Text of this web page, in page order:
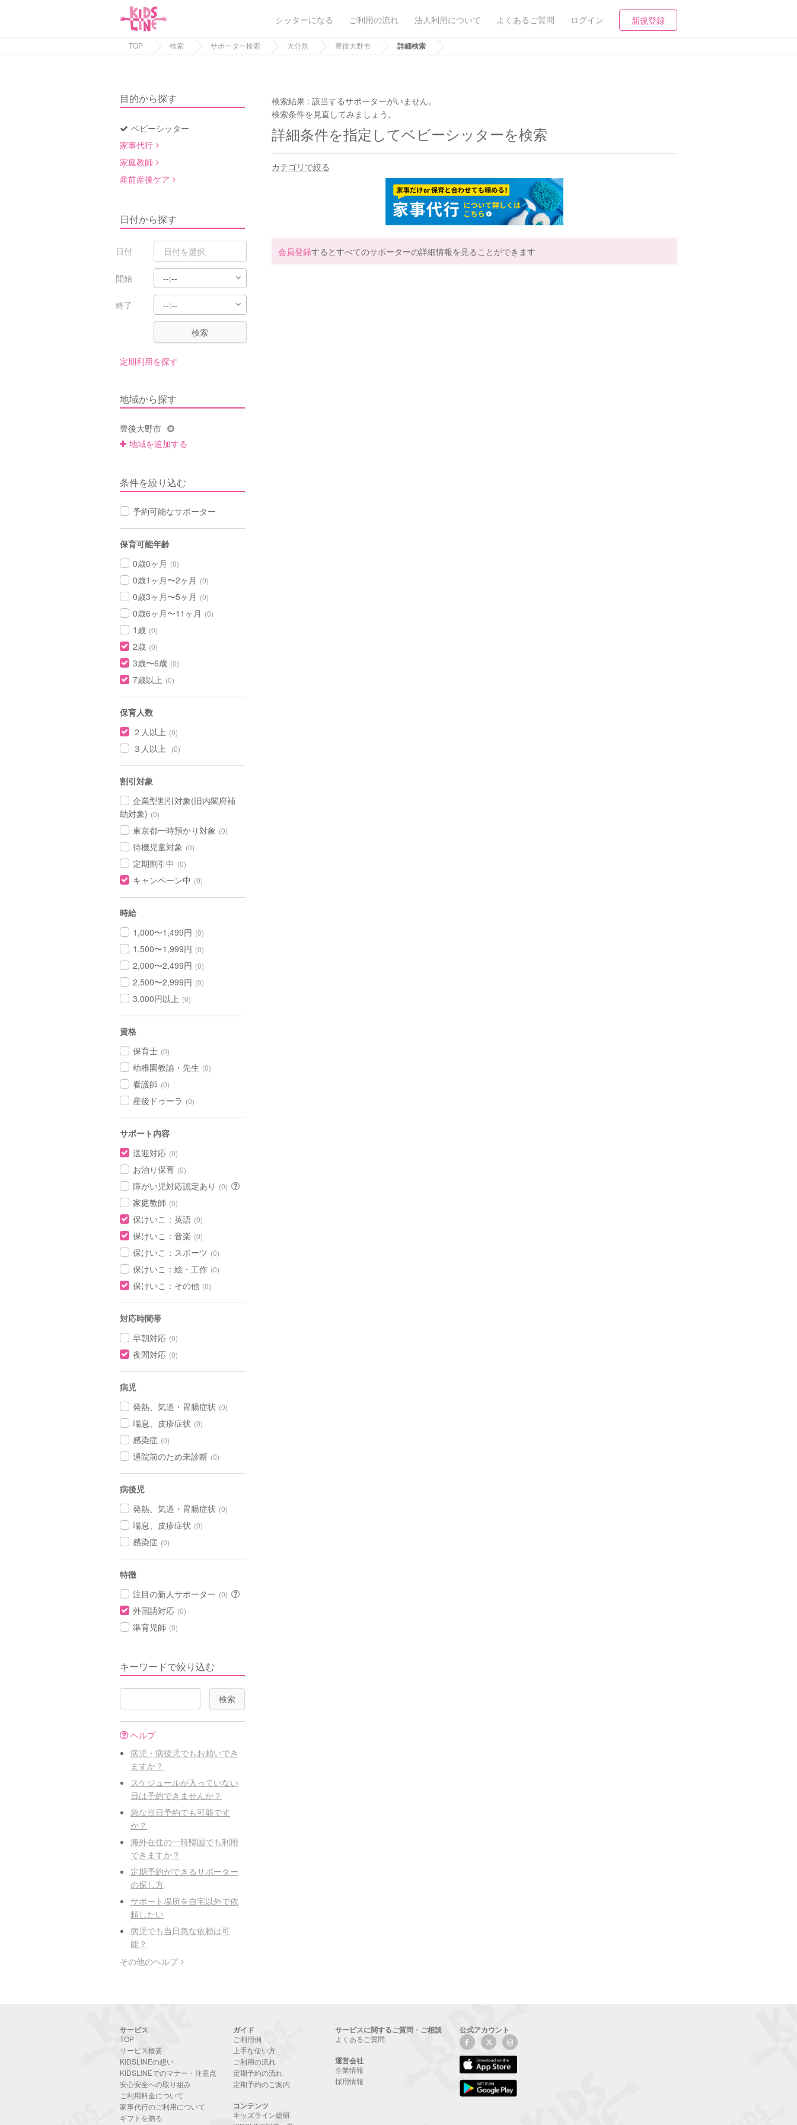
シッターになる ご利用の流れ 法人利用について よくあるご質問 ログイン 新規登録
TOP 検索 サポーター検索 大分県 豊後大野市 詳細検索
目的から探す
ベビーシッター
家事代行
家庭教師
産前産後ケア
日付から探す
日付
開始
終了
検索
定期利用を探す
地域から探す
豊後大野市
地域を追加する
条件を絞り込む
予約可能なサポーター
保育可能年齢
0歳0ヶ月 (0)
0歳1ヶ月〜2ヶ月 (0)
0歳3ヶ月〜5ヶ月 (0)
0歳6ヶ月〜11ヶ月 (0)
1歳 (0)
2歳 (0)
3歳〜6歳 (0)
7歳以上 (0)
保育人数
２人以上 (0)
３人以上 (0)
割引対象
企業型割引対象(旧内閣府補
助対象) (0)
東京都一時預かり対象 (0)
待機児童対象 (0)
定期割引中 (0)
キャンペーン中 (0)
時給
1,000〜1,499円 (0)
1,500〜1,999円 (0)
2,000〜2,499円 (0)
2,500〜2,999円 (0)
3,000円以上 (0)
資格
保育士 (0)
幼稚園教諭・先生 (0)
看護師 (0)
産後ドゥーラ (0)
サポート内容
送迎対応 (0)
お泊り保育 (0)
障がい児対応認定あり (0)
家庭教師 (0)
保けいこ：英語 (0)
保けいこ：音楽 (0)
保けいこ：スポーツ (0)
保けいこ：絵・工作 (0)
保けいこ：その他 (0)
対応時間帯
早朝対応 (0)
夜間対応 (0)
病児
発熱、気道・胃腸症状 (0)
喘息、皮疹症状 (0)
感染症 (0)
通院前のため未診断 (0)
病後児
発熱、気道・胃腸症状 (0)
喘息、皮疹症状 (0)
感染症 (0)
特徴
注目の新人サポーター (0)
外国語対応 (0)
準育児師 (0)
キーワードで絞り込む
ヘルプ
病児・病後児でもお願いでき
ますか？
スケジュールが入っていない
日は予約できませんか？
急な当日予約でも可能です
か？
海外在住の一時帰国でも利用
できますか？
定期予約ができるサポーター
の探し方
サポート場所を自宅以外で依
頼したい
病児でも当日急な依頼は可
能？
その他のヘルプ
検索結果 :該当するサポーターがいません。
検索条件を見直してみましょう。
詳細条件を指定してベビーシッターを検索
カテゴリで絞る
会員登録するとすべてのサポーターの詳細情報を見ることができます
サービス
TOP
サービス概要
KIDSLINEの想い
KIDSLINEでのマナー・注意点
安心安全への取り組み
ご利用料金について
家事代行のご利用について
ギフトを贈る
ガイド
ご利用例
上手な使い方
ご利用の流れ
定期予約の流れ
定期予約のご案内
コンテンツ
キッズライン総研
サービスに関するご質問・ご相談
よくあるご質問
運営会社
企業情報
採用情報
公式アカウント